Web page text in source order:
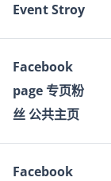
Event Stroy
Facebook
page 专页粉
丝 公共主页
Facebook